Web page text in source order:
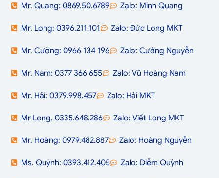
Mr. Quang: 0869.50.6789 Zalo: Minh Quang
Mr. Long: 0396.211.101 Zalo: Đức Long MKT
Mr. Cường: 0966 134 196 Zalo: Cường Nguyễn
Mr. Nam: 0377 366 655 Zalo: Vũ Hoàng Nam
Mr. Hải: 0379.998.457 Zalo: Hải MKT
Mr Long. 0335.648.286 Zalo: Viết Long MKT
Mr. Hoàng: 0979.482.887 Zalo: Hoàng Nguyễn
Ms. Quỳnh: 0393.412.405 Zalo: Diễm Quỳnh